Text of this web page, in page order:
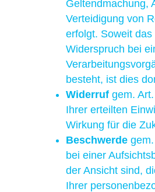
Geltendmachung,
Verteidigung von
erfolgt. Soweit das
Widerspruch bei
besteht, ist dies
Widerrufgem. Art.
Ihrer erteilten
Wirkung für die
Beschwerdegem.
bei einer
der Ansicht sind,
Ihrer